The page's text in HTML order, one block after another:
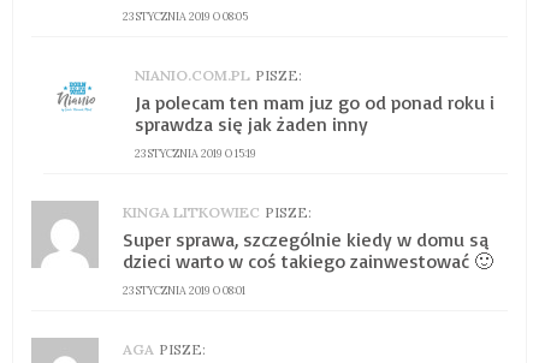
23 STYCZNIA 2019 O 08:05
NIANIO.COM.PL PISZE:
23 STYCZNIA 2019 O 15:19
Ja polecam ten mam juz go od ponad roku i
sprawdza się jak żaden inny
KINGA LITKOWIEC PISZE:
23 STYCZNIA 2019 O 08:01
Super sprawa, szczególnie kiedy w domu są
dzieci warto w coś takiego zainwestować 🙂
AGA PISZE: